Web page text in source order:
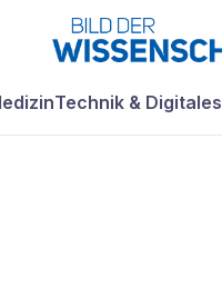
Technik & Digitales